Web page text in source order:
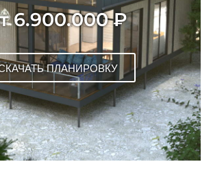
6.900.000 ₽
ПЛАНИРОВКУ